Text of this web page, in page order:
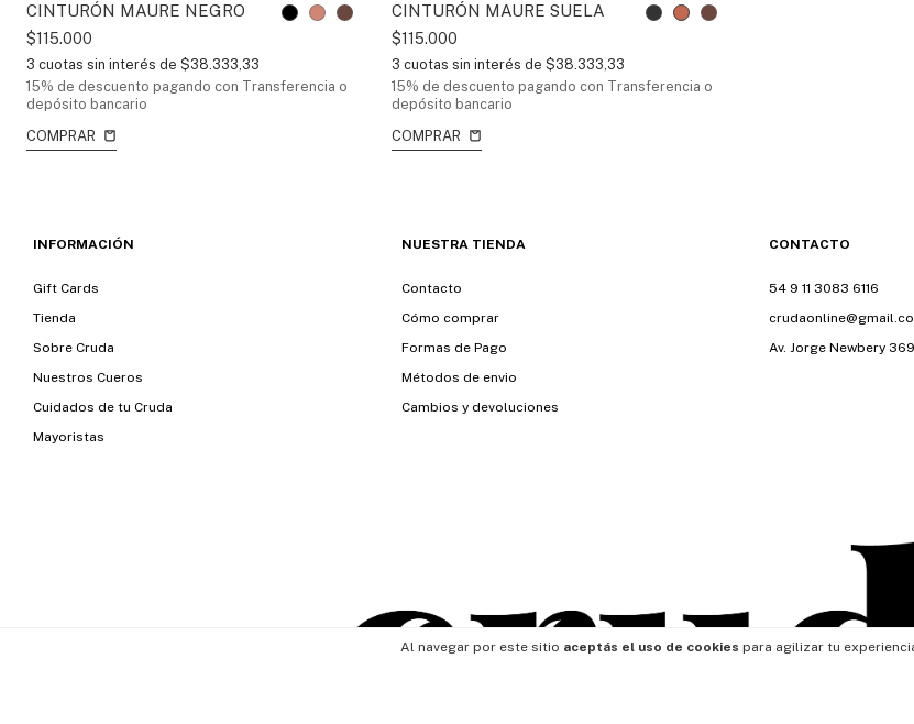
Al navegar por este sitio aceptás el uso de cookies para agilizar tu
CINTURÓN MAURE NEGRO
$115.000
3 cuotas sin interés de $38.333,33
15% de descuento pagando con Transferencia o
depósito bancario
COMPRAR
CINTURÓN MAURE SUELA
$115.000
3 cuotas sin interés de $38.333,33
15% de descuento pagando con Transferencia o
depósito bancario
COMPRAR
INFORMACIÓN
Gift Cards
Tienda
Sobre Cruda
Nuestros Cueros
Cuidados de tu Cruda
Mayoristas
NUESTRA TIENDA
Contacto
Cómo comprar
Formas de Pago
Métodos de envio
Cambios y devoluciones
CONTACTO
54 9 11 3083 6116
Av. Jorge Newbery